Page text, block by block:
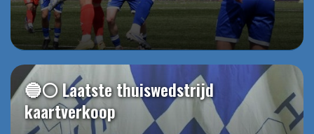
🔵⚪️ Laatste thuiswedstrijd
kaartverkoop